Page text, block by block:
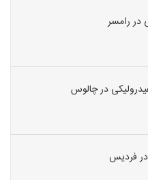
در رامسر
در چالوس
در فردیس